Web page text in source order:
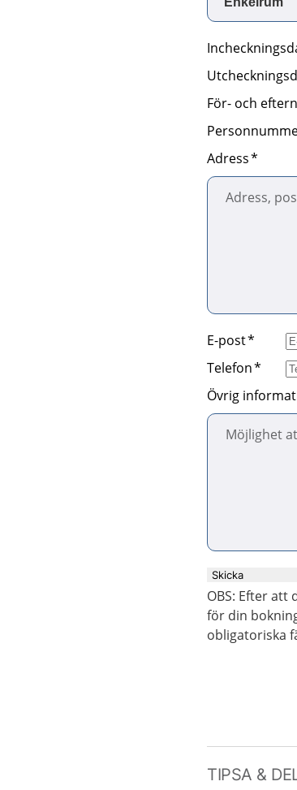
För- och
Adress
E-post
Telefon
Övrig
Skicka
OBS: Efter att
för din
obligatoriska
TIPSA &